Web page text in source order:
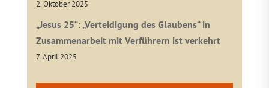
2. Oktober 2025
„Jesus 25“: „Verteidigung des Glaubens“ in
Zusammenarbeit mit Verführern ist verkehrt
7. April 2025